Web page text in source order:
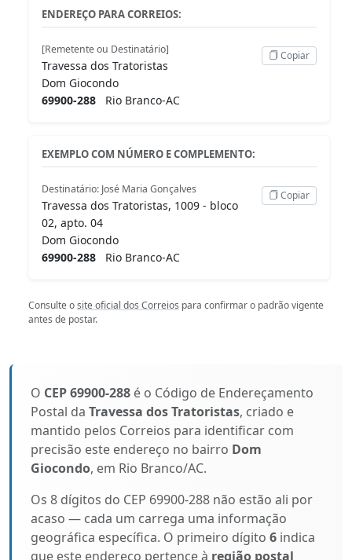
ENDEREÇO PARA CORREIOS:
[Remetente ou Destinatário]
Travessa dos Tratoristas
Dom Giocondo
69900-288 Rio Branco-AC
Copiar
EXEMPLO COM NÚMERO E COMPLEMENTO:
Destinatário: José Maria Gonçalves
Travessa dos Tratoristas, 1009 - bloco
02, apto. 04
Dom Giocondo
69900-288 Rio Branco-AC
Copiar
Consulte osite oficial dos Correios para confirmar o padrão vigente
antes de postar.
O CEP 69900-288 é o Código de Endereçamento
Postal da Travessa dos Tratoristas, criado e
mantido pelos Correios para identificar com
precisão este endereço no bairro Dom
Giocondo, em Rio Branco/AC.
Os 8 dígitos do CEP 69900-288 não estão ali por
acaso — cada um carrega uma informação
geográfica específica. O primeiro dígito 6 indica
que este endereço pertence à região postal